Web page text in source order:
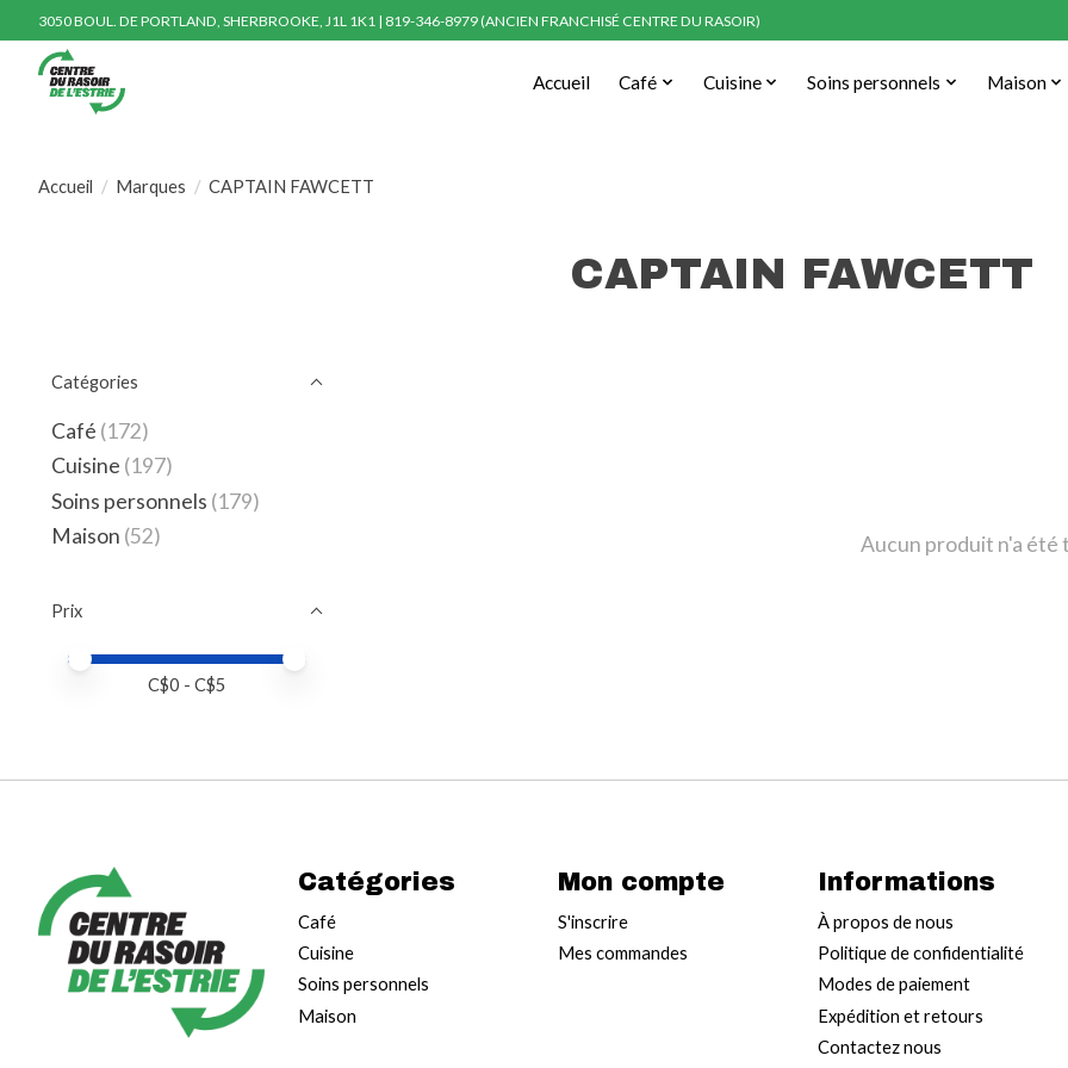
3050 BOUL. DE PORTLAND, SHERBROOKE, J1L 1K1 | 819-346-8979 (ANCIEN FRANCHISÉ CENTRE DU RASOIR)
Accueil Café Cuisine Soins personnels Maison
Accueil / Marques / CAPTAIN FAWCETT
CAPTAIN FAWCETT
Catégories
Café (172)
Cuisine (197)
Soins personnels (179)
Maison (52)
Prix
Prix minimum
Price maximum value
C$0 - C$5
Aucun produit n'a été
Catégories
Café
Cuisine
Soins personnels
Maison
Mon compte
S'inscrire
Mes commandes
Informations
À propos de nous
Politique de confidentialité
Modes de paiement
Expédition et retours
Contactez nous